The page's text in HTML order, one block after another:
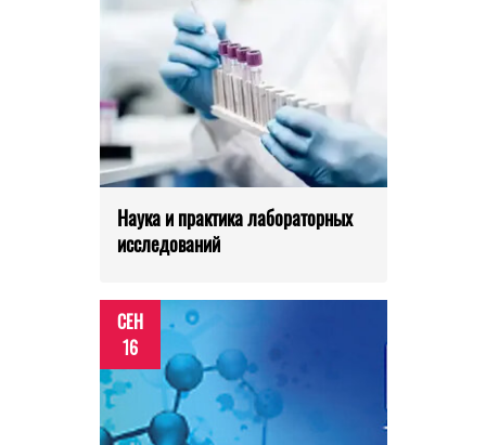
Наука и практика лабораторных
исследований
СЕН
16